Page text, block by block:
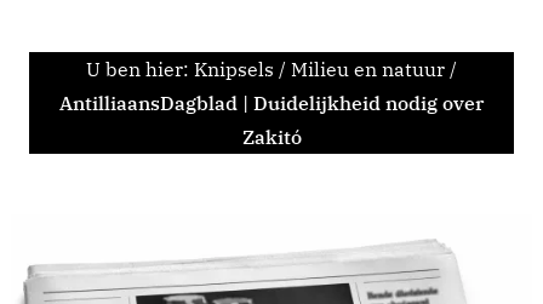
U ben hier: Knipsels / Milieu en natuur /
AntilliaansDagblad | Duidelijkheid nodig over
Zakitó